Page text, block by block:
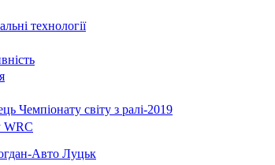
технології
Чемпіонату світу з ралі-2019
WRC